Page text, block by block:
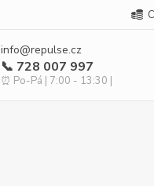
info@repulse.cz
📞 728 007 997
⏰ Po-Pá | 7:00 - 13:30 |